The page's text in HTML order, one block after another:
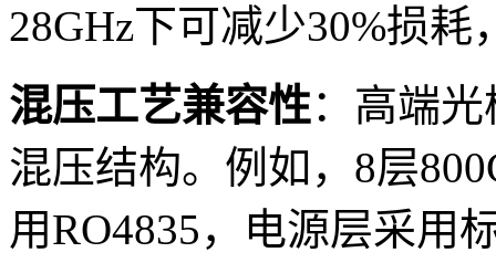
28GHz下可减少30%损
混压工艺兼容性：高端
混压结构。例如，8层
用RO4835，电源层采用